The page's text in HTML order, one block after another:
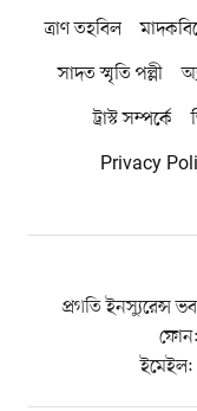
ত্রাণ তহবিল
সাদত স্মৃতি পল্লী
ট্রাস্ট সম্পর্কে
Privacy
প্রগতি ইনস্যুরেন্স
ফোন:
ইমেইল: